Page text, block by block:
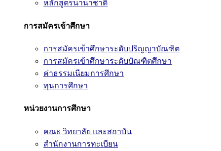
หลักสูตรนานาชาติ
การสมัครเข้าศึกษา
การสมัครเข้าศึกษาระดับปริญญาบัณฑิต
การสมัครเข้าศึกษาระดับบัณฑิตศึกษา
ค่าธรรมเนียมการศึกษา
ทุนการศึกษา
หน่วยงานการศึกษา
คณะ วิทยาลัย และสถาบัน
สำนักงานการทะเบียน